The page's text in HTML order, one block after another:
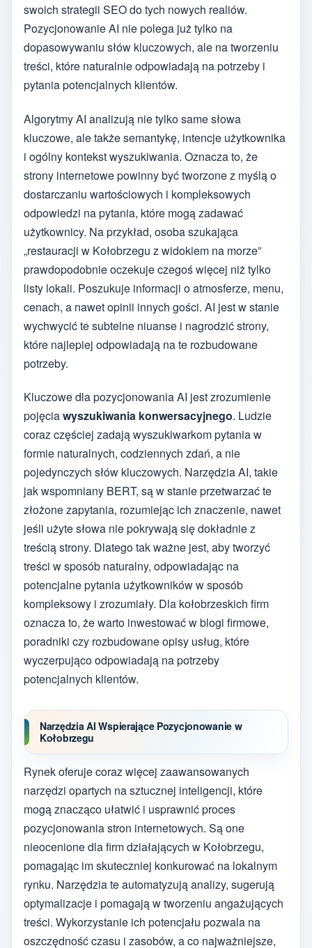
swoich strategii SEO do tych nowych realiów.
Pozycjonowanie AI nie polega już tylko na
dopasowywaniu słów kluczowych, ale na tworzeniu
treści, które naturalnie odpowiadają na potrzeby i
pytania potencjalnych klientów.
Algorytmy AI analizują nie tylko same słowa
kluczowe, ale także semantykę, intencje użytkownika
i ogólny kontekst wyszukiwania. Oznacza to, że
strony internetowe powinny być tworzone z myślą o
dostarczaniu wartościowych i kompleksowych
odpowiedzi na pytania, które mogą zadawać
użytkownicy. Na przykład, osoba szukająca
„restauracji w Kołobrzegu z widokiem na morze”
prawdopodobnie oczekuje czegoś więcej niż tylko
listy lokali. Poszukuje informacji o atmosferze, menu,
cenach, a nawet opinii innych gości. AI jest w stanie
wychwycić te subtelne niuanse i nagrodzić strony,
które najlepiej odpowiadają na te rozbudowane
potrzeby.
Kluczowe dla pozycjonowania AI jest zrozumienie
pojęciawyszukiwania konwersacyjnego. Ludzie
coraz częściej zadają wyszukiwarkom pytania w
formie naturalnych, codziennych zdań, a nie
pojedynczych słów kluczowych. Narzędzia AI, takie
jak wspomniany BERT, są w stanie przetwarzać te
złożone zapytania, rozumiejąc ich znaczenie, nawet
jeśli użyte słowa nie pokrywają się dokładnie z
treścią strony. Dlatego tak ważne jest, aby tworzyć
treści w sposób naturalny, odpowiadając na
potencjalne pytania użytkowników w sposób
kompleksowy i zrozumiały. Dla kołobrzeskich firm
oznacza to, że warto inwestować w blogi firmowe,
poradniki czy rozbudowane opisy usług, które
wyczerpująco odpowiadają na potrzeby
potencjalnych klientów.
Narzędzia AI Wspierające Pozycjonowanie w
Kołobrzegu
Rynek oferuje coraz więcej zaawansowanych
narzędzi opartych na sztucznej inteligencji, które
mogą znacząco ułatwić i usprawnić proces
pozycjonowania stron internetowych. Są one
nieocenione dla firm działających w Kołobrzegu,
pomagając im skuteczniej konkurować na lokalnym
rynku. Narzędzia te automatyzują analizy, sugerują
optymalizacje i pomagają w tworzeniu angażujących
treści. Wykorzystanie ich potencjału pozwala na
oszczędność czasu i zasobów, a co najważniejsze,